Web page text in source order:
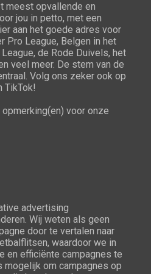
meest opvallende en
jou in petto, met een
aan het goede adres voor
Pro League, Belgen in het
de Rode Duivels, het
veel meer. De stem van de
Volg ons zeker ook op
TikTok!
voor onze
advertising
Wij weten als geen
door te vertalen naar
waardoor we in
en efficiënte campagnes te
om campagnes op